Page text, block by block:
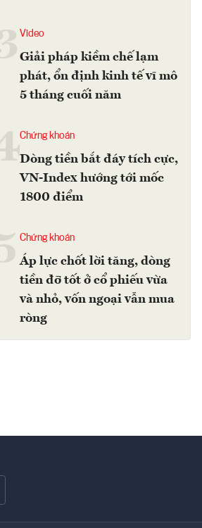
Video
Giải pháp kiềm chế lạm
phát, ổn định kinh tế vĩ mô
5 tháng cuối năm
4Chứng khoán
Dòng tiền bắt đáy tích cực,
VN-Index hướng tới mốc
1800 điểm
Chứng khoán
Áp lực chốt lời tăng, dòng
tiền đỡ tốt ở cổ phiếu vừa
và nhỏ, vốn ngoại vẫn mua
ròng